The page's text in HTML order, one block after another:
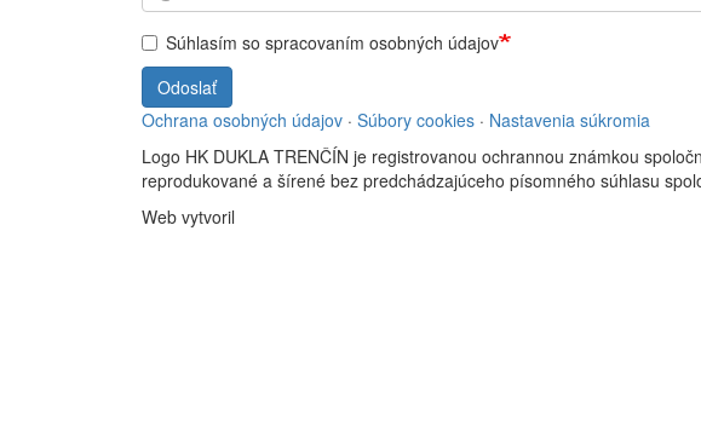
Súhlasím so spracovaním osobných údajov
Odoslať
Ochrana osobných údajov · Súbory cookies · Nastavenia súkromia
Logo HK DUKLA TRENČÍN je registrovanou ochrannou známkou
reprodukované a šírené bez predchádzajúceho písomného súhlasu
Web vytvoril